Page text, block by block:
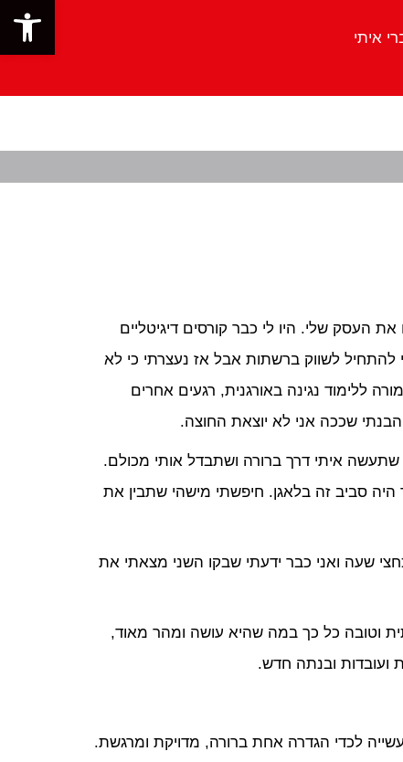
פתח
איתי
העסק שלי. היו לי כבר קורסים דיגיטליים
להתחיל לשווק ברשתות אבל אז נעצרתי כי לא
ללימוד נגינה באורגנית, רגעים אחרים
שככה אני לא יוצאת החוצה.
איתי דרך ברורה ושתבדל אותי מכולם.
סביב זה בלאגן. חיפשתי מישהי שתבין את
שעה ואני כבר ידעתי שבקו השני מצאתי את
וטובה כל כך במה שהיא עושה ומהר מאוד,
ועובדות ובנתה חדש.
לכדי הגדרה אחת ברורה, מדויקת ומרגשת.